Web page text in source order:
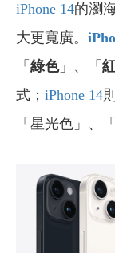
iPhone 14的瀏
大更寬廣。
「 綠色」、「
式； iPhone 14
「星光色」、